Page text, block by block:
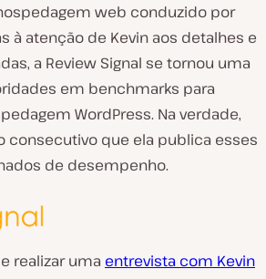
web conduzido por
à atenção de Kevin aos detalhes e
a Review Signal se tornou uma
em benchmarks para
WordPress. Na verdade,
consecutivo que ela publica esses
de desempenho.
realizar uma entrevista com Kevin